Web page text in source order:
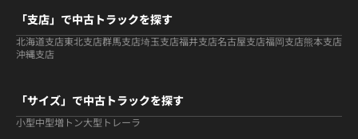
「支店」で中古トラックを探す
北海道支店東北支店群馬支店埼玉支店福井支店名古屋支店福岡支店熊本支店
沖縄支店
「サイズ」で中古トラックを探す
小型中型増トン大型 トレーラ